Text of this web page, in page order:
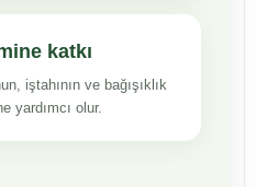
katkı
iştahının ve bağışıklık
yardımcı olur.